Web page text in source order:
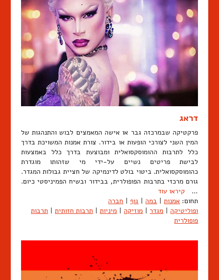
דראג
פרקטיקה שבמרכזה גבר או אישה המאמצים לבוש והתנהגות של
המין השני לצורכי הופעות או בידור. צורת אמנות המשויכת בדרך
כלל לתרבות ההומוסקסואלית ומבוצעת בדרך כלל באמצעות
לבישת פריטים נשיים על-ידי מי שזהותו מוגדרת
כהומוסקסואלית. ביטוי בולט לדינמיקה של חציית גבולות המגדר.
גורם מרכזי בתרבות הפופולרית, בבידור ובשיח הפמיניסטי כיום.
… קיראו עוד
תחום: אמנות | במה | גוף | חברה
ופוליטיקה | מגדר | מוזיקה | מיניות | תרבות חזותית | תרבות
פופולרית